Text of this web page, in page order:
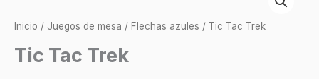
Inicio / Juegos de mesa / Flechas azules / Tic Tac Trek
Tic Tac Trek
Trek